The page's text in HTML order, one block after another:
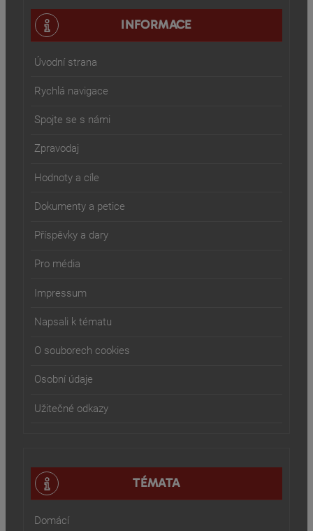
INFORMACE
Úvodní strana
Rychlá navigace
Spojte se s námi
Zpravodaj
Hodnoty a cíle
Dokumenty a petice
Příspěvky a dary
Pro média
Impressum
Napsali k tématu
O souborech cookies
Osobní údaje
Užitečné odkazy
TÉMATA
Domácí